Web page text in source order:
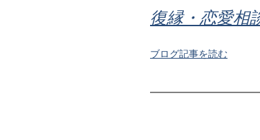
復縁・恋愛相
ブログ記事を読む